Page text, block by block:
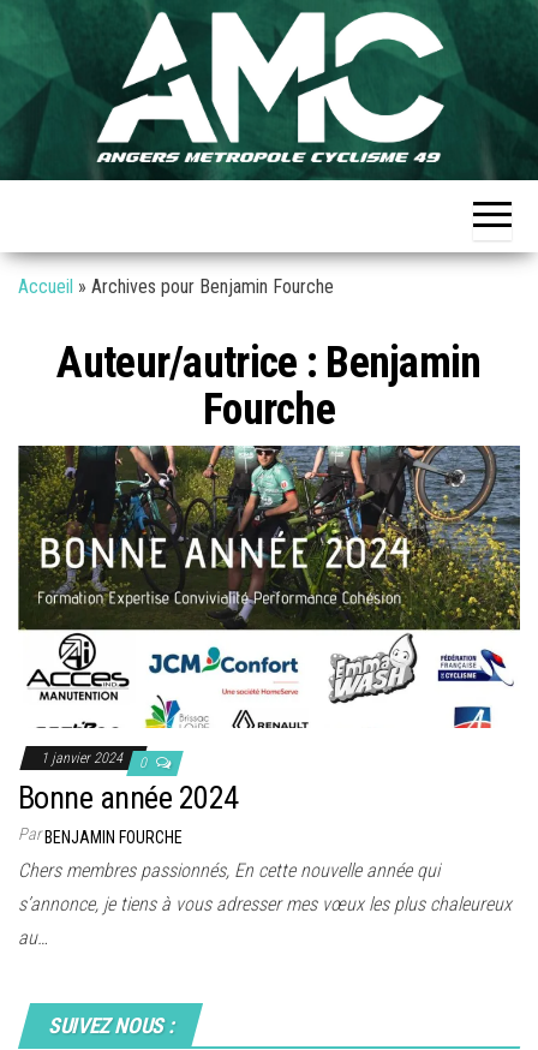
Skip
content
Angers
Métropole
Cyclisme
Club
cycliste à
Formation
Expertise
Accueil » Archives pour Benjamin Fourche
Auteur/autrice : Benjamin
Fourche
1 janvier 2024 0
Bonne année 2024
ParBENJAMIN FOURCHE
Chers membres passionnés, En cette nouvelle année qui
s’annonce, je tiens à vous adresser mes vœux les plus chaleureux
au…
SUIVEZ NOUS :